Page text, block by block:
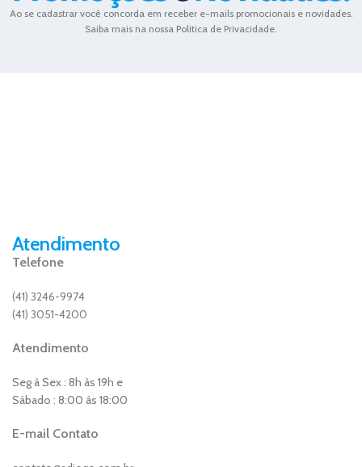
Ao se cadastrar você concorda em receber e-mails promocionais e novidades.
Saiba mais na nossa Politica de Privacidade.
Atendimento
Telefone
(41) 3246-9974
(41) 3051-4200
Atendimento
Seg à Sex : 8h às 19h e
Sábado : 8:00 ás 18:00
E-mail Contato